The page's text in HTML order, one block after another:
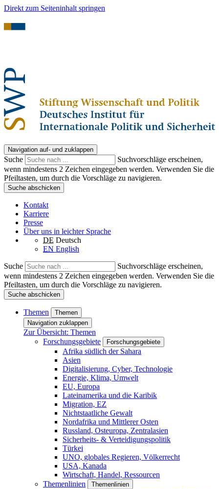
Direkt zum Seiteninhalt springen
Navigation auf- und zuklappen
Suche
Suchvorschläge erscheinen,
wenn mindestens 2 Zeichen eingegeben werden. Verwenden Sie die
Pfeiltasten, um durch die Vorschläge zu navigieren.
Suche abschicken
Kontakt
Karriere
Presse
Über uns in leichter Sprache
DE Deutsch
EN English
Suche
Suchvorschläge erscheinen,
wenn mindestens 2 Zeichen eingegeben werden. Verwenden Sie die
Pfeiltasten, um durch die Vorschläge zu navigieren.
Suche abschicken
Themen
Themen
Navigation zuklappen
Zur Übersicht: Themen
Forschungsgebiete
Forschungsgebiete
Afrika südlich der Sahara
Asien
Digitalisierung, Cyber, Technologie
Energie, Klima, Umwelt
EU, Europa
Lateinamerika und die Karibik
Migration, EZ
Nichtstaatliche Gewalt
Nordafrika und Mittlerer Osten
Russland, Osteuropa, Zentralasien
Sicherheits- & Verteidigungspolitik
Türkei
UNO, globales Regieren, Völkerrecht
USA, Kanada
Wirtschaft, Handel, Ressourcen
Themenlinien
Themenlinien